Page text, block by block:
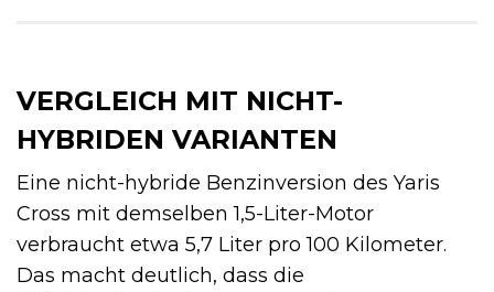
VERGLEICH MIT NICHT-
HYBRIDEN VARIANTEN
Eine nicht-hybride Benzinversion des Yaris
Cross mit demselben 1,5-Liter-Motor
verbraucht etwa 5,7 Liter pro 100 Kilometer.
Das macht deutlich, dass die